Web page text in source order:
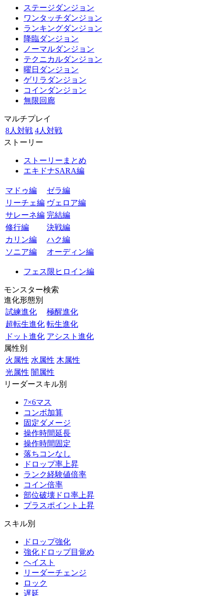
ステージダンジョン
ワンタッチダンジョン
ランキングダンジョン
降臨ダンジョン
ノーマルダンジョン
テクニカルダンジョン
曜日ダンジョン
ゲリラダンジョン
コインダンジョン
無限回廊
マルチプレイ
8人対戦 4人対戦
ストーリー
ストーリーまとめ
エキドナSARA編
マドゥ編
ゼラ編
リーチェ編 ヴェロア編
サレーネ編 完結編
修行編
決戦編
カリン編
ハク編
ソニア編
オーディン編
フェス限ヒロイン編
モンスター検索
進化形態別
試練進化
極醒進化
超転生進化 転生進化
ドット進化 アシスト進化
属性別
火属性 水属性 木属性
光属性 闇属性
リーダースキル別
7×6マス
コンボ加算
固定ダメージ
操作時間延長
操作時間固定
落ちコンなし
ドロップ率上昇
ランク経験値倍率
コイン倍率
部位破壊ドロ率上昇
プラスポイント上昇
スキル別
ドロップ強化
強化ドロップ目覚め
ヘイスト
リーダーチェンジ
ロック
遅延